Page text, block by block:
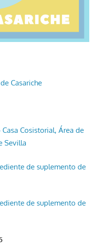
Casariche
Cosistorial, Área de
Sevilla
de suplemento de
de suplemento de